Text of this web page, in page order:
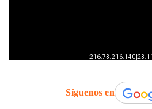
Síguenos en